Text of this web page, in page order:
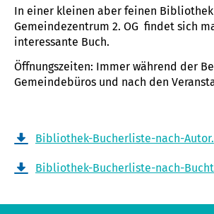
In einer kleinen aber feinen
Gemeindezentrum 2. OG findet sich
interessante Buch.
Öffnungszeiten: Immer während der
Gemeindebüros und nach den
Bibliothek-Bucherliste-nach-
Bibliothek-Bucherliste-nach-